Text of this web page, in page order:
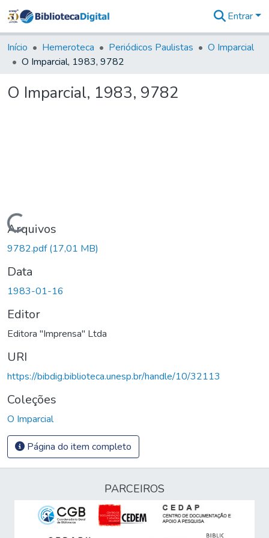
&
Coleções
Tudo na
Digital
Entrar
Início Hemeroteca Periódicos Paulistas
O Imparcial
O Imparcial, 1983, 9782
O Imparcial, 1983, 9782
Carregando...
Arquivos
9782.pdf(17,01 MB)
Data
1983-01-16
Editor
Editora "Imprensa" Ltda
URI
https://bibdig.biblioteca.unesp.br/handle/10/32113
Coleções
O Imparcial
Página do item completo
PARCEIROS